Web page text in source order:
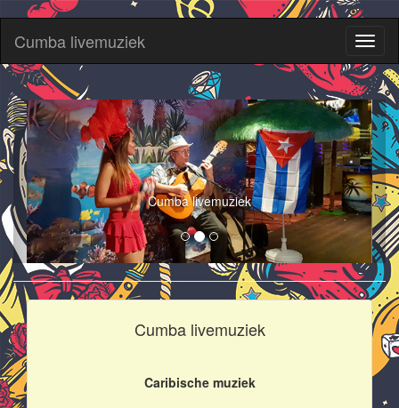
Cumba livemuziek
Cumba livemuziek
Cumba livemuziek
Caribische muziek